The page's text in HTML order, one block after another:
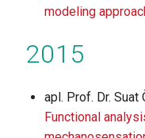
modeling
2015
apl. Prof. Dr.
Functional